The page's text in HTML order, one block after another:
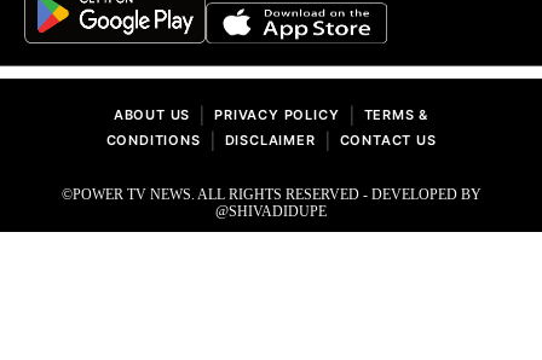
ABOUT US PRIVACY POLICY
TERMS &
CONDITIONS
DISCLAIMER CONTACT US
©POWER TV NEWS. ALL RIGHTS RESERVED - DEVELOPED BY
@SHIVADIDUPE